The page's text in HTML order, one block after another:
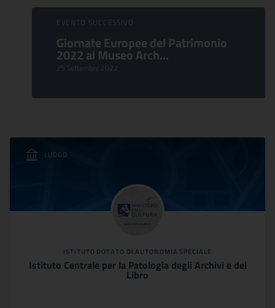
EVENTO SUCCESSIVO:
Giornate Europee del Patrimonio
2022 al Museo Arch...
25 Settembre 2022
LUOGO
ISTITUTO DOTATO DI AUTONOMIA SPECIALE
Istituto Centrale per la Patologia degli Archivi e del
Libro